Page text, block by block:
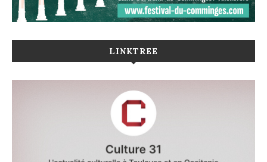
LINKTREE